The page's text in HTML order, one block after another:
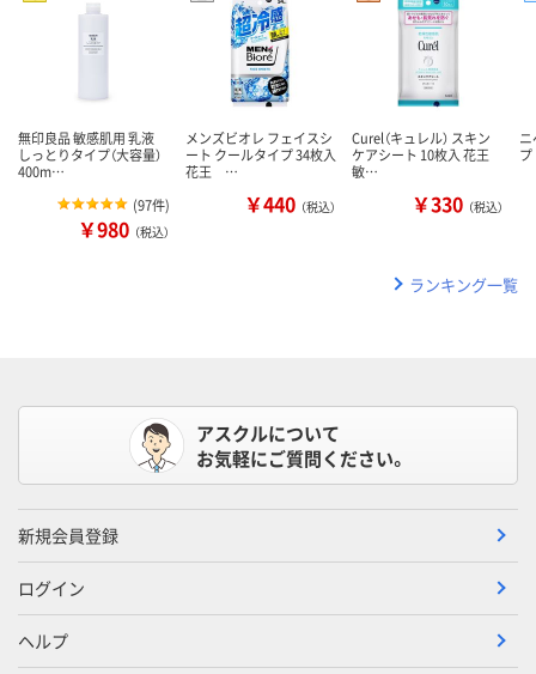
無印良品 敏感肌用 乳液
しっとりタイプ（大容量）
400m…
(97件)
￥980 （税込）
メンズビオレ フェイスシ
ート クールタイプ 34枚入
花王 …
￥440 （税込）
Curel（キュレル） スキン
ケアシート 10枚入 花王
敏…
￥330 （税込）
プ
ランキング一覧
アスクルについて
お気軽にご質問ください。
新規会員登録
ログイン
ヘルプ